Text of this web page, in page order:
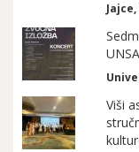
Jajce,
Viši